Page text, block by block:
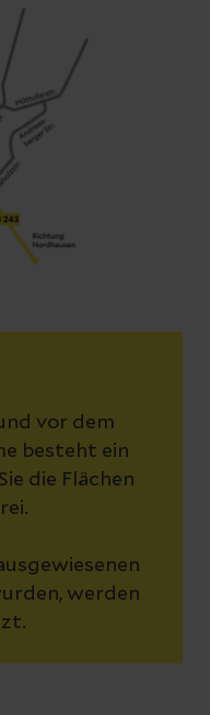
vor dem
besteht ein
die Flächen
werden